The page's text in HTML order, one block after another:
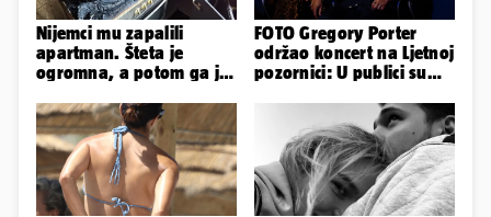
Nijemci mu zapalili
apartman. Šteta je
ogromna, a potom ga je
Bookinga
FOTO Gregory Porter
održao koncert na Ljetnoj
pozornici: U publici su